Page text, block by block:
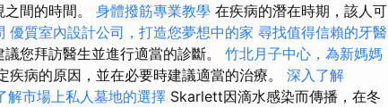
間的時間。 身體撥筋專業教學 在疾病的潛在時期，該人可
優質室內設計公司，打造您夢想中的家 尋找值得信賴的牙醫
您拜訪醫生並進行適當的診斷。 竹北月子中心，為新媽媽
疾病的原因，並在必要時建議適當的治療。 深入了解
解市場上私人墓地的選擇 Skarlett因滴水感染而傳播，在冬